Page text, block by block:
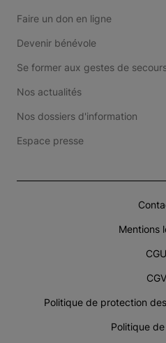
Faire un don en ligne
Devenir bénévole
Se former aux gestes de
Nos actualités
Nos dossiers d'information
Espace presse
Mentions
CGU
CGV
Politique de protection
Politique